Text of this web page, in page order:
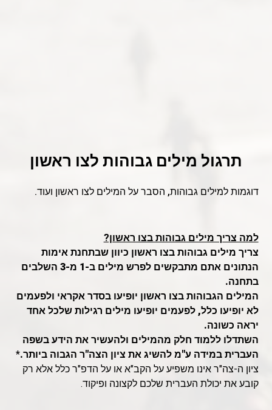
תרגול מילים גבוהות לצו ראשון
דוגמות למילים גבוהות, הסבר על המילים לצו ראשון ועוד.
למה צריך מילים גבוהות בצו ראשון?
צריך מילים גבוהות בצו ראשון כיוון שבתחנת אימות
הנתונים
אתם מתבקשים לפרש מילים ב-1 מ-3 השלבים
בתחנה.
המילים הגבוהות בצו ראשון יופיעו בסדר אקראי ולפעמים
לא יופיעו כלל, לפעמים יופיעו מילים רגילות שלכל אחד
יראה כשונה.
השתדלו ללמוד חלק מהמילים ולהעשיר את הידע בשפה
העברית במידה ע"מ להשיג את ציון הצה"ר הגבוה ביותר.*
ציון ה-צה"ר אינו משפיע על הקב"א או על הדפ"ר כלל אלא רק
קובע את יכולת העברית שלכם לקצונה ופיקוד.